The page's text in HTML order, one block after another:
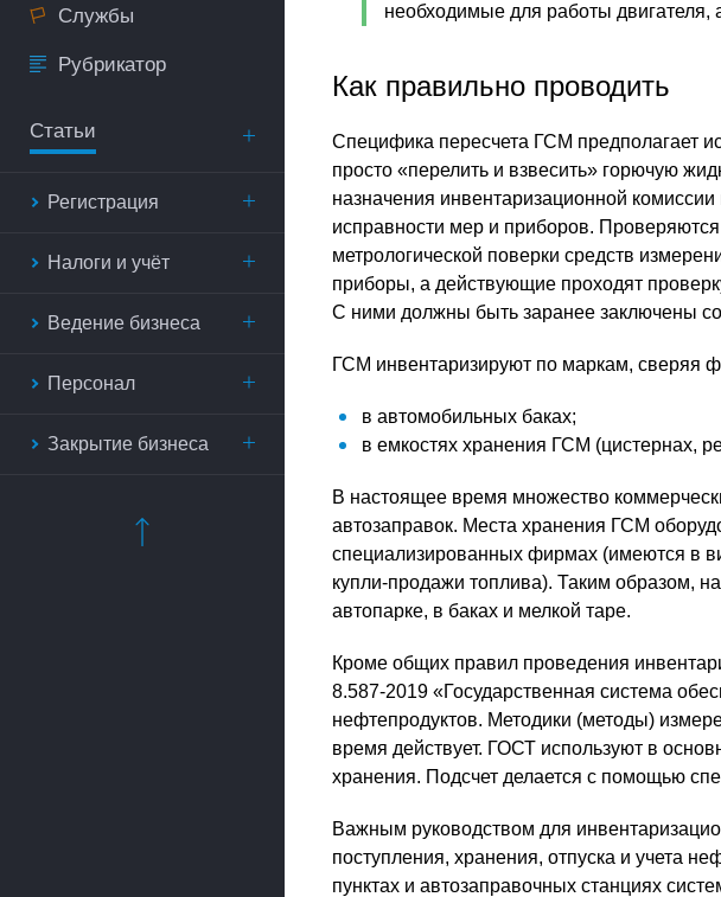
Службы
Рубрикатор
Статьи
Регистрация
Налоги и учёт
Ведение бизнеса
Персонал
Закрытие бизнеса
необходимые для работы двигателя,
Как правильно проводить
Специфика пересчета ГСМ предполагает
просто «перелить и взвесить» горючую
назначения инвентаризационной
исправности мер и приборов.
метрологической поверки средств
приборы, а действующие проходят
С ними должны быть заранее заключены
ГСМ инвентаризируют по маркам, сверяя
в автомобильных баках;
в емкостях хранения ГСМ (цистернах,
В настоящее время множество
автозаправок. Места хранения ГСМ
специализированных фирмах (имеются в
купли-продажи топлива). Таким образом,
автопарке, в баках и мелкой таре.
Кроме общих правил проведения
8.587-2019 «Государственная система
нефтепродуктов. Методики (методы)
время действует. ГОСТ используют в
хранения. Подсчет делается с помощью
Важным руководством для
поступления, хранения, отпуска и учета
пунктах и автозаправочных станциях